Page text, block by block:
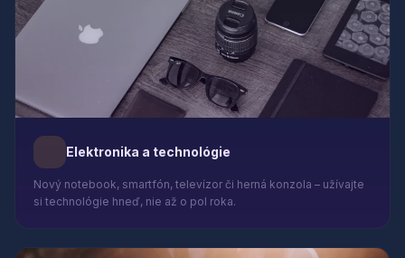
Elektronika a technológie
Nový notebook, smartfón, televízor či herná konzola – užívajte
si technológie hneď, nie až o pol roka.